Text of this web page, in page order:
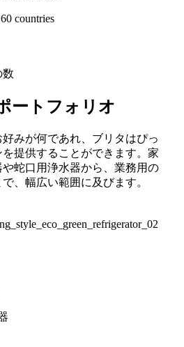
数
ートフォリオ
みが何であれ、ブリタはぴっ
提供することができます。家
蛇口用浄水器から、業務用の
、幅広い範囲に及びます。